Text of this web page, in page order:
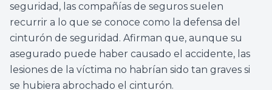
seguridad, las compañías de seguros suelen
recurrir a lo que se conoce como la defensa del
cinturón de seguridad. Afirman que, aunque su
asegurado puede haber causado el accidente, las
lesiones de la víctima no habrían sido tan graves si
se hubiera abrochado el cinturón.